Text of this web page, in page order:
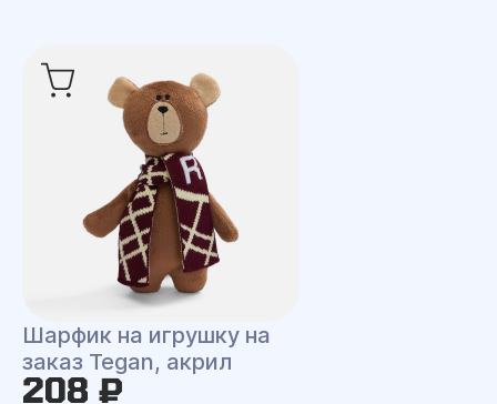
Шарфик на игрушку на
заказ Tegan, акрил
208 ₽